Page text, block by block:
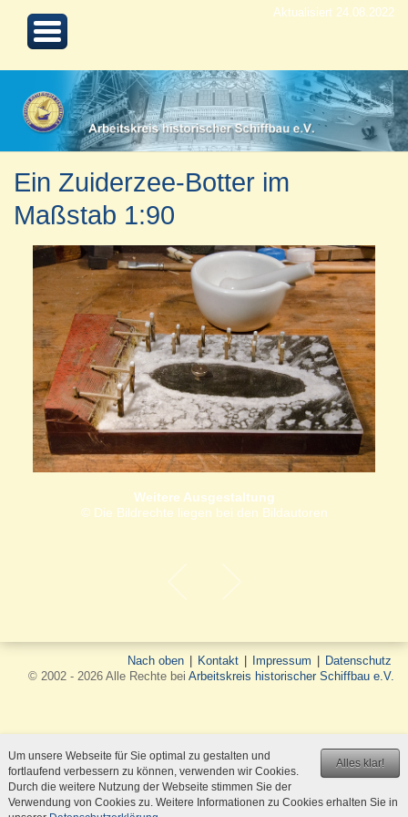
Aktualisiert 24.08.2022
Ein Zuiderzee-Botter im
Maßstab 1:90
Weitere Ausgestaltung
© Die Bildrechte liegen bei den Bildautoren
Nach oben Kontakt Impressum
Datenschutz
© 2002 - 2026 Alle Rechte bei Arbeitskreis historischer Schiffbau e.V.
Alles klar!
Um unsere Webseite für Sie optimal zu gestalten und
fortlaufend verbessern zu können, verwenden wir Cookies.
Durch die weitere Nutzung der Webseite stimmen Sie der
Verwendung von Cookies zu. Weitere Informationen zu Cookies erhalten Sie in